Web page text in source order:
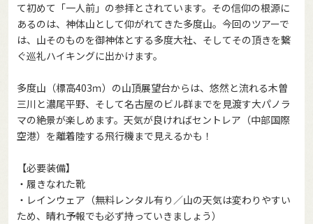
て初めて「一人前」の参拝とされています。その信仰の根源に
あるのは、神体山として仰がれてきた多度山。今回のツアーで
は、山そのものを御神体とする多度大社、そしてその頂きを繋
ぐ巡礼ハイキングに出かけます。
多度山（標高403ｍ）の山頂展望台からは、悠然と流れる木曽
三川と濃尾平野、そして名古屋のビル群までを見渡す大パノラ
マの絶景が楽しめます。天気が良ければセントレア（中部国際
空港）を離着陸する飛行機まで見えるかも！
【必要装備】
・履きなれた靴
・レインウェア（無料レンタル有り／山の天気は変わりやすい
ため、晴れ予報でも必ず持っていきましょう）